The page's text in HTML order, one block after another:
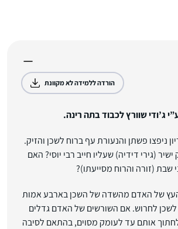
הורדה ללמידה לא מקוונת
ג’ודי שוורץ לכבוד בתה רינה.
ניפצו פשתן והנעורת עף ברוח לשכן והזיק.
(גירי דידיה) שעליו חייב רבי יוסי? האם
שבת (זורה והרוח מסייעתו)?
של האדם מהשדה של השכן בארבע אמות
לחרוש. אם השורשים של האדם גדלים
אותם עד לעומק מסוים, בהתאם לסיבה